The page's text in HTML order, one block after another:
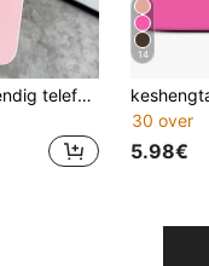
Zakelijk, schokbestendig telefoonhoesje in matroze, compatibel met Samsung Galaxy Z Flip7, Z Flip5 5G, Z Flip 4, Z Flip6, Z Flip 3, harde beschermhoes van polycarbonaat.
14
30 over
5.98€